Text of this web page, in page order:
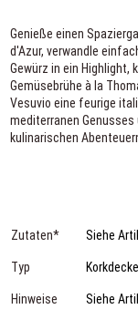
Genieße einen
d'Azur, verwandle
Gewürz in ein Highlight,
Gemüsebrühe à la
Vesuvio eine feurige
mediterranen Genusses
kulinarischen
Zutaten* Siehe
Typ
Hinweise Siehe